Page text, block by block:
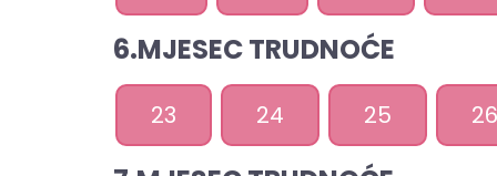
6.MJESEC TRUDNOĆE
23 24 25 26